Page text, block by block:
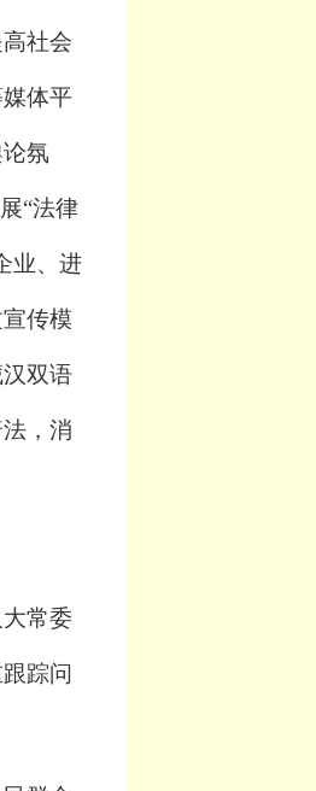
社会
体平
氛
“法律
业、进
传模
双语
，消
大常委
踪问